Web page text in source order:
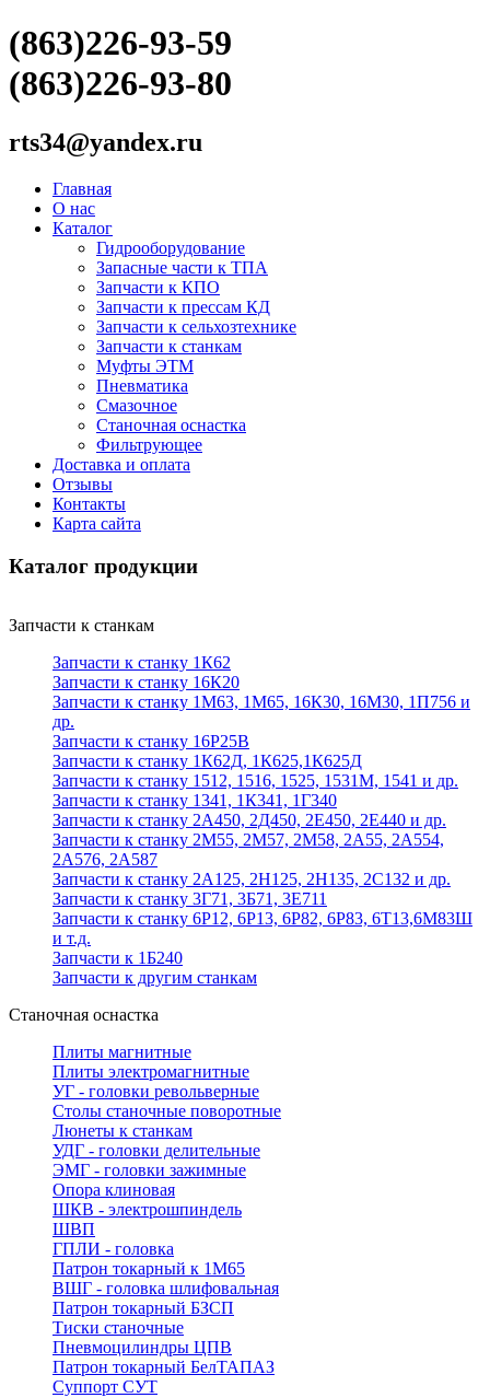
(863)226-93-59
(863)226-93-80
rts34@yandex.ru
Главная
О нас
Каталог
Гидрооборудование
Запасные части к ТПА
Запчасти к КПО
Запчасти к прессам КД
Запчасти к сельхозтехнике
Запчасти к станкам
Муфты ЭТМ
Пневматика
Смазочное
Станочная оснастка
Фильтрующее
Доставка и оплата
Отзывы
Контакты
Карта сайта
Каталог продукции
Запчасти к станкам
Запчасти к станку 1К62
Запчасти к станку 16К20
Запчасти к станку 1М63, 1М65, 16К30, 16М30, 1П756 и
др.
Запчасти к станку 16Р25В
Запчасти к станку 1К62Д, 1К625,1К625Д
Запчасти к станку 1512, 1516, 1525, 1531М, 1541 и др.
Запчасти к станку 1341, 1К341, 1Г340
Запчасти к станку 2А450, 2Д450, 2Е450, 2Е440 и др.
Запчасти к станку 2М55, 2М57, 2М58, 2А55, 2А554,
2А576, 2А587
Запчасти к станку 2А125, 2Н125, 2Н135, 2С132 и др.
Запчасти к станку 3Г71, 3Б71, 3Е711
Запчасти к станку 6Р12, 6Р13, 6Р82, 6Р83, 6Т13,6М83Ш
и т.д.
Запчасти к 1Б240
Запчасти к другим станкам
Станочная оснастка
Плиты магнитные
Плиты электромагнитные
УГ - головки револьверные
Столы станочные поворотные
Люнеты к станкам
УДГ - головки делительные
ЭМГ - головки зажимные
Опора клиновая
ШКВ - электрошпиндель
ШВП
ГПЛИ - головка
Патрон токарный к 1М65
ВШГ - головка шлифовальная
Патрон токарный БЗСП
Тиски станочные
Пневмоцилиндры ЦПВ
Патрон токарный БелТАПАЗ
Суппорт СУТ